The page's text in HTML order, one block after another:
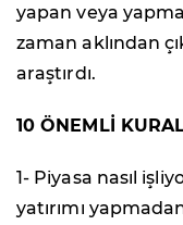
yapan veya
zaman aklından
araştırdı.
10 ÖNEMLİ
1- Piyasa nasıl
yatırımı